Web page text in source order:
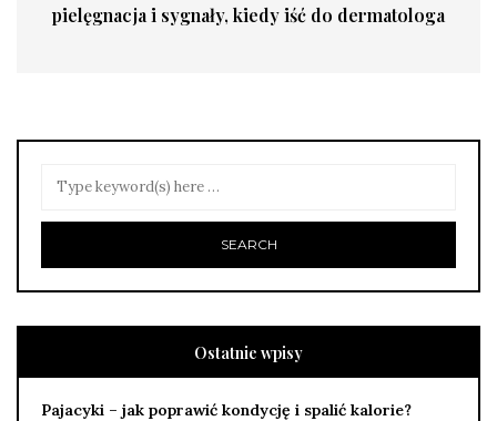
pielęgnacja i sygnały, kiedy iść do dermatologa
Ostatnie wpisy
Pajacyki – jak poprawić kondycję i spalić kalorie?